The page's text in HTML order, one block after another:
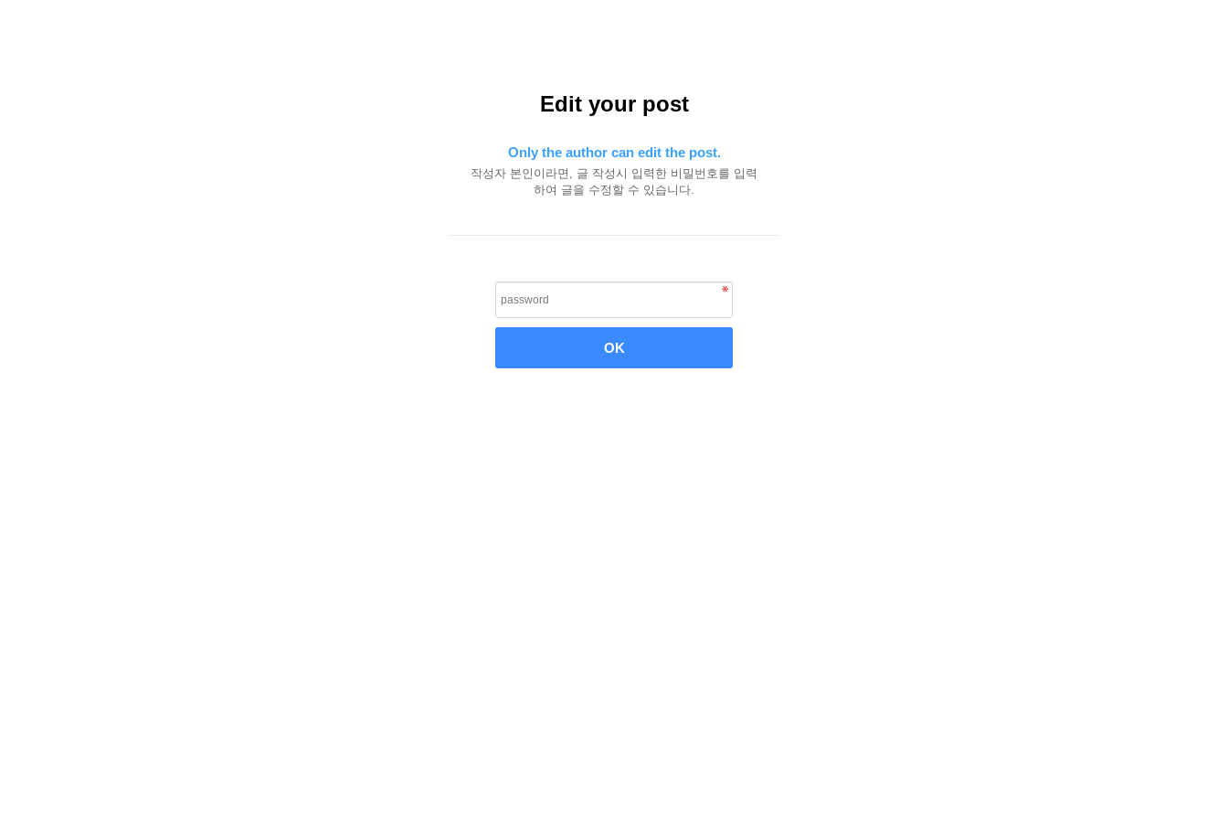
Edit your post
Only the author can edit the post.
작성자 본인이라면, 글 작성시 입력한 비밀번호를 입력
하여 글을 수정할 수 있습니다.